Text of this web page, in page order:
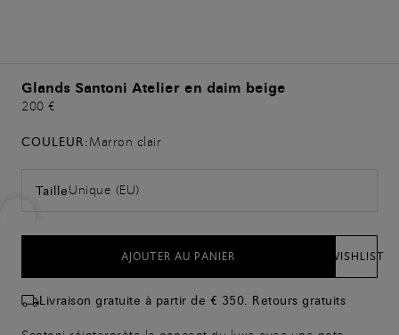
Glands Santoni Atelier en daim beige
200 €
COULEUR:Marron clair
TailleUnique (EU)
AJOUTER AU PANIER WISHLIST
Livraison gratuite à partir de € 350. Retours gratuits